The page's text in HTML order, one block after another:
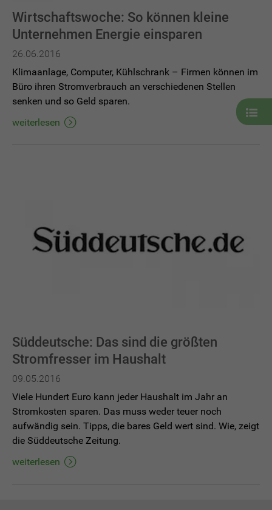
Liste
mit
Wirtschaftswoche: So können kleine
Unternehmen Energie einsparen
26.06.2016
Klimaanlage, Computer, Kühlschrank – Firmen können im
Büro ihren Stromverbrauch an verschiedenen Stellen
senken und so Geld sparen.
weiterlesen
Süddeutsche: Das sind die größten
Stromfresser im Haushalt
09.05.2016
Viele Hundert Euro kann jeder Haushalt im Jahr an
Stromkosten sparen. Das muss weder teuer noch
aufwändig sein. Tipps, die bares Geld wert sind. Wie, zeigt
die Süddeutsche Zeitung.
weiterlesen